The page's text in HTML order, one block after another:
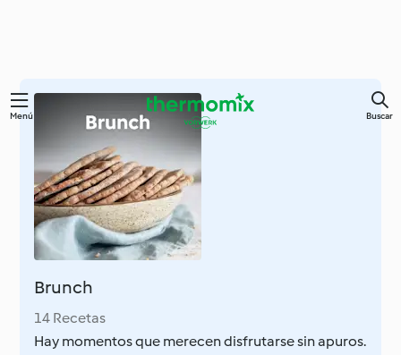
contenido
principal
Menú Buscar
Brunch
14 Recetas
Hay momentos que merecen disfrutarse sin apuros.